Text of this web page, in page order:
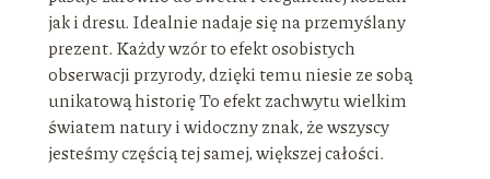
jak i dresu. Idealnie nadaje się na przemyślany
prezent. Każdy wzór to efekt osobistych
obserwacji przyrody, dzięki temu niesie ze sobą
unikatową historię To efekt zachwytu wielkim
światem natury i widoczny znak, że wszyscy
jesteśmy częścią tej samej, większej całości.